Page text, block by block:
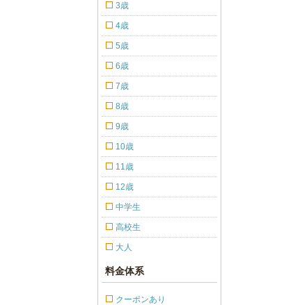
3歳
4歳
5歳
6歳
7歳
8歳
9歳
10歳
11歳
12歳
中学生
高校生
大人
料金体系
クーポンあり